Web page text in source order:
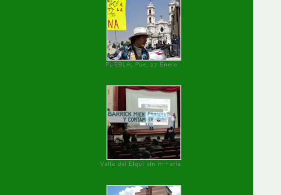
PUEBLA, Pue, 27 Enero
Valle del Elqui sin minería.